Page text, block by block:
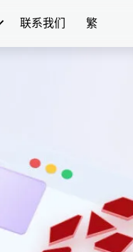
联系我们 繁